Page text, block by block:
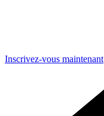
Inscrivez-vous maintenant